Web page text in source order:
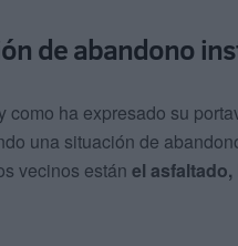
de abandono
como ha expresado su
una situación de
vecinos están el